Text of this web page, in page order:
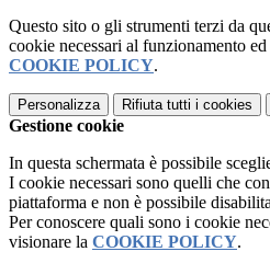
Questo sito o gli strumenti terzi da
cookie necessari al funzionamento
COOKIE POLICY.
Personalizza Rifiuta tutti i cookies
Gestione cookie
In questa schermata è possibile
I cookie necessari sono quelli che
piattaforma e non è possibile
Per conoscere quali sono i cookie
visionare la COOKIE POLICY.